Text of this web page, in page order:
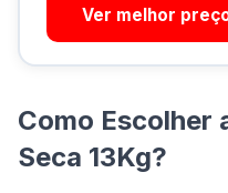
Ver melhor
Como Escolher
Seca 13Kg?